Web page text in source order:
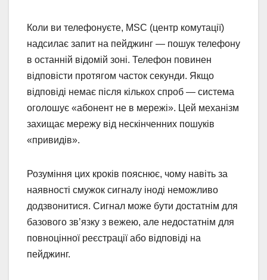
Коли ви телефонуєте, MSC (центр комутації)
надсилає запит на пейджинг — пошук телефону
в останній відомій зоні. Телефон повинен
відповісти протягом часток секунди. Якщо
відповіді немає після кількох спроб — система
оголошує «абонент не в мережі». Цей механізм
захищає мережу від нескінченних пошуків
«привидів».
Розуміння цих кроків пояснює, чому навіть за
наявності смужок сигналу іноді неможливо
додзвонитися. Сигнал може бути достатнім для
базового зв’язку з вежею, але недостатнім для
повноцінної реєстрації або відповіді на
пейджинг.